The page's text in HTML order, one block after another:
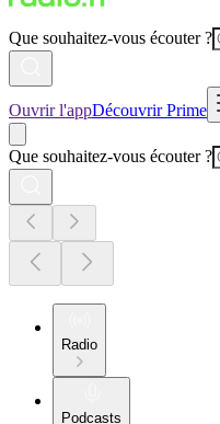
Que souhaitez-vous écouter ?
Ouvrir l'appDécouvrir Prime
Que souhaitez-vous écouter ?
Radio
Podcasts